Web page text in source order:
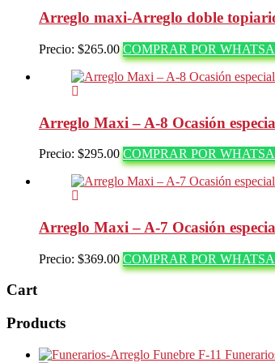
Arreglo maxi-Arreglo doble
Precio: $265.00 COMPRAR POR
Arreglo Maxi – A-8 Ocasión
Precio: $295.00 COMPRAR POR
Arreglo Maxi – A-7 Ocasión
Precio: $369.00 COMPRAR POR
Cart
Products